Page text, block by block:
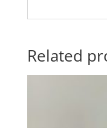
Related